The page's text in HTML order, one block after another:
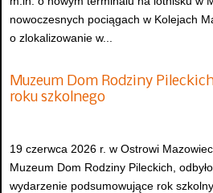
nowoczesnych pociągach w Kolejach
o zlokalizowanie w...
Muzeum Dom Rodziny
roku szkolnego
19 czerwca 2026 r. w Ostrowi
Muzeum Dom Rodziny Pileckich,
wydarzenie podsumowujące rok